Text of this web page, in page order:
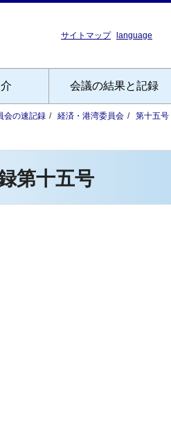
サイトマップ language
会議の結果と記録
会の速記録 経済・港湾委員会 第十五号
第十五号